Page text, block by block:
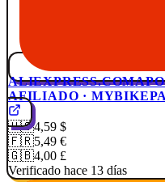
ALIEXPRESS.COM
AFILIADO ·
🇺🇸4,59 $
🇫🇷5,49 €
🇬🇧4,00 £
Verificado hace 13 días